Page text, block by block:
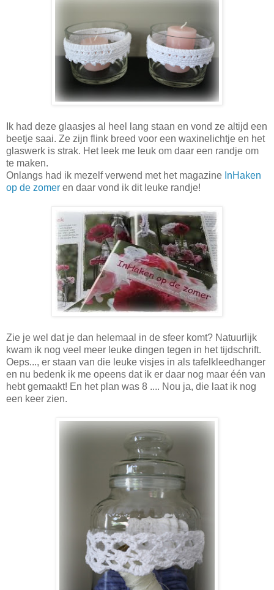
Ik had deze glaasjes al heel lang staan en vond ze altijd een
beetje saai. Ze zijn flink breed voor een waxinelichtje en het
glaswerk is strak. Het leek me leuk om daar een randje om
te maken.
Onlangs had ik mezelf verwend met het magazine InHaken
op de zomer en daar vond ik dit leuke randje!
Zie je wel dat je dan helemaal in de sfeer komt? Natuurlijk
kwam ik nog veel meer leuke dingen tegen in het tijdschrift.
Oeps..., er staan van die leuke visjes in als tafelkleedhanger
en nu bedenk ik me opeens dat ik er daar nog maar één van
hebt gemaakt! En het plan was 8 .... Nou ja, die laat ik nog
een keer zien.